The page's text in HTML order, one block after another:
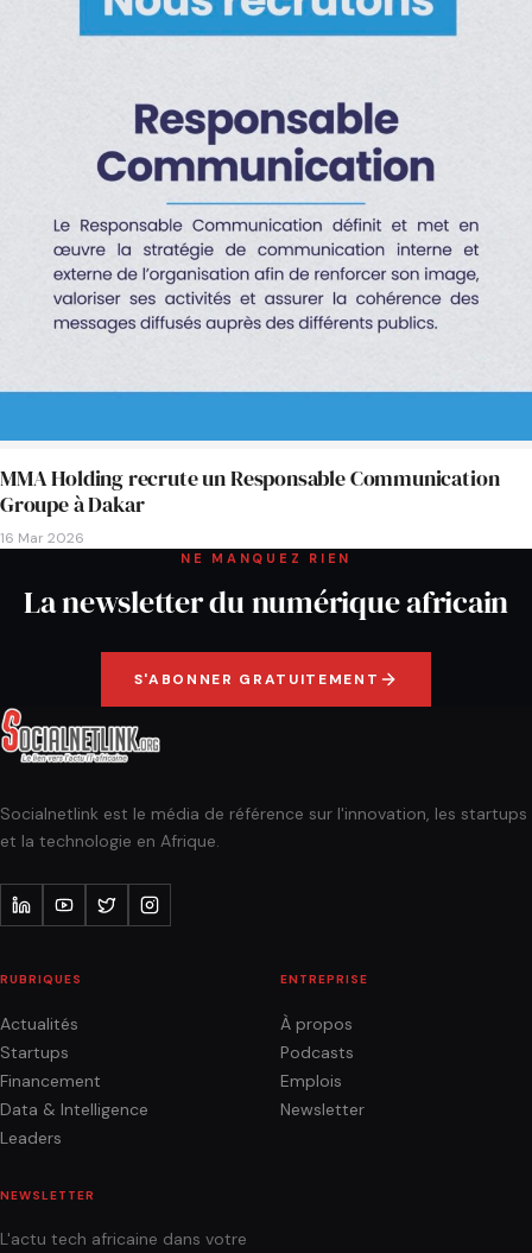
MMA Holding recrute un Responsable Communication
Groupe à Dakar
16 Mar 2026
NE MANQUEZ RIEN
La newsletter du numérique africain
S'ABONNER GRATUITEMENT
Socialnetlink est le média de référence sur l'innovation, les startups
et la technologie en Afrique.
RUBRIQUES
Actualités
Startups
Financement
Data & Intelligence
Leaders
ENTREPRISE
À propos
Podcasts
Emplois
Newsletter
NEWSLETTER
L'actu tech africaine dans votre